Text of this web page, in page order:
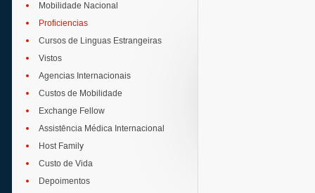
Mobilidade Nacional
Proficiencias
Cursos de Linguas Estrangeiras
Vistos
Agencias Internacionais
Custos de Mobilidade
Exchange Fellow
Assistência Médica Internacional
Host Family
Custo de Vida
Depoimentos